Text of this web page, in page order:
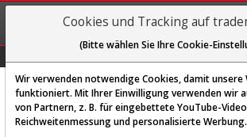
Diese Funktion ist nur
Cookies und Tracking auf
(Bitte wählen Sie Ihre Cookie-
Wir verwenden notwendige Cookies, damit unsere
funktioniert. Mit Ihrer Einwilligung verwenden wir
von Partnern, z. B. für eingebettete YouTube-
Reichweitenmessung und personalisierte Werbung.